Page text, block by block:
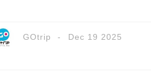
GOtrip Dec 19 2025